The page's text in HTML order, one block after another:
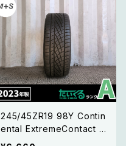
245/45ZR19 98Y Contin
ental ExtremeContact D
WS06 PLUS コンチネンタ